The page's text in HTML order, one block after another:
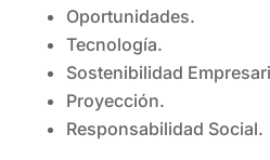
Oportunidades.
Tecnología.
Sostenibilidad
Proyección.
Responsabilidad Social.